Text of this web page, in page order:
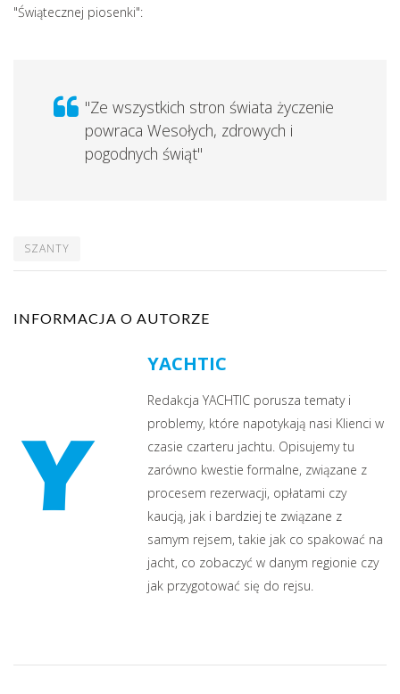
"Świątecznej piosenki":
"Ze wszystkich stron świata życzenie
powraca Wesołych, zdrowych i
pogodnych świąt"
SZANTY
INFORMACJA O AUTORZE
YACHTIC
Redakcja YACHTIC porusza tematy i
problemy, które napotykają nasi Klienci w
czasie czarteru jachtu. Opisujemy tu
zarówno kwestie formalne, związane z
procesem rezerwacji, opłatami czy
kaucją, jak i bardziej te związane z
samym rejsem, takie jak co spakować na
jacht, co zobaczyć w danym regionie czy
jak przygotować się do rejsu.